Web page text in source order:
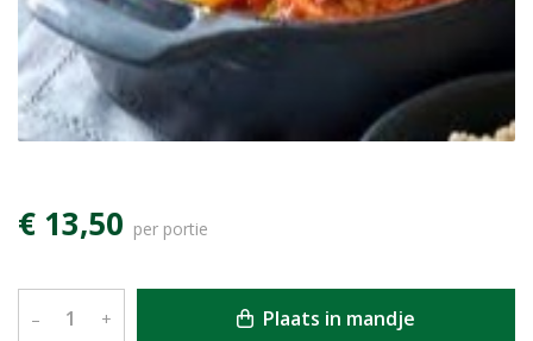
€ 13,50 per portie
– + Plaats in mandje